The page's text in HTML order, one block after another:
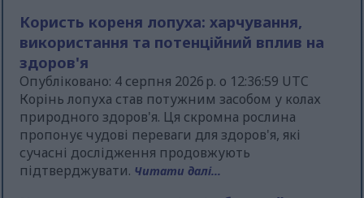
Користь кореня лопуха: харчування,
використання та потенційний вплив на
здоров'я
Опубліковано: 4 серпня 2026 р. о 12:36:59 UTC
Корінь лопуха став потужним засобом у колах
природного здоров'я. Ця скромна рослина
пропонує чудові переваги для здоров'я, які
сучасні дослідження продовжують
підтверджувати. Читати далі...